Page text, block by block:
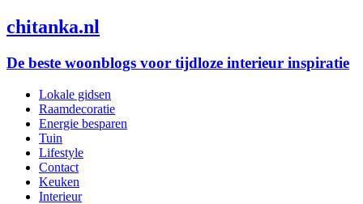
chitanka.nl
De beste woonblogs voor tijdloze interieur inspiratie
Lokale gidsen
Raamdecoratie
Energie besparen
Tuin
Lifestyle
Contact
Keuken
Interieur